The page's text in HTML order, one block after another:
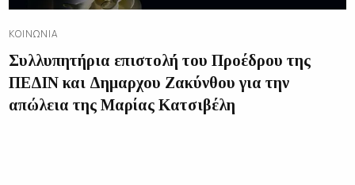
ΚΟΙΝΩΝΊΑ
Συλλυπητήρια επιστολή του Προέδρου της
ΠΕΔΙΝ και Δημαρχου Ζακύνθου για την
απώλεια της Μαρίας Κατσιβέλη